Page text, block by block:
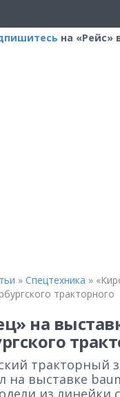
на «Рейс»
» Спецтехника »
тракторного
на
тракторный
на выставке
из линейки